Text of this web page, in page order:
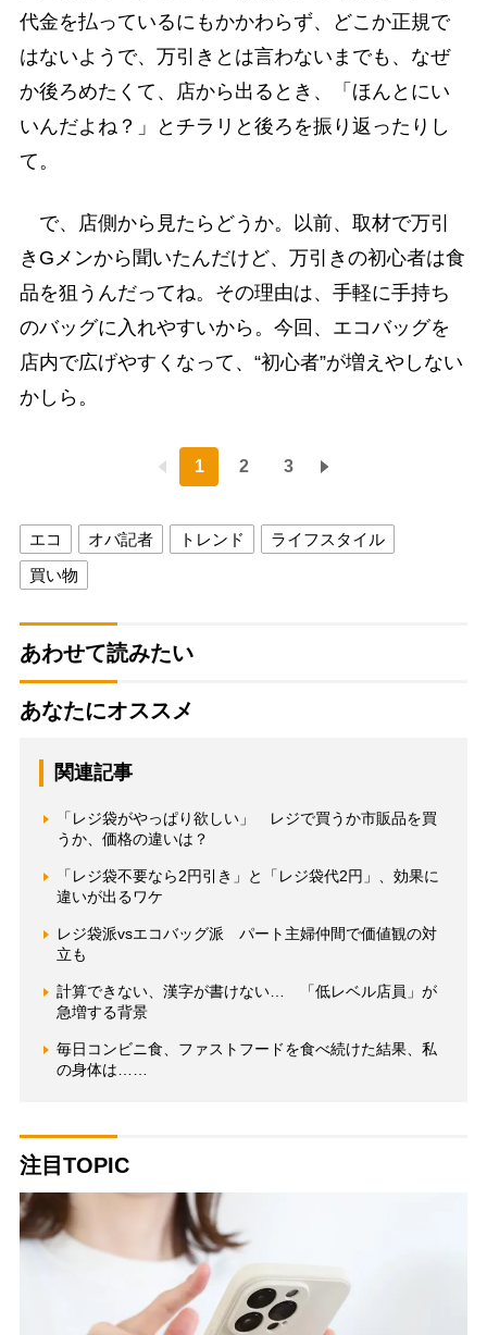
代金を払っているにもかかわらず、どこか正規で
はないようで、万引きとは言わないまでも、なぜ
か後ろめたくて、店から出るとき、「ほんとにい
いんだよね？」とチラリと後ろを振り返ったりし
て。
で、店側から見たらどうか。以前、取材で万引
きGメンから聞いたんだけど、万引きの初心者は食
品を狙うんだってね。その理由は、手軽に手持ち
のバッグに入れやすいから。今回、エコバッグを
店内で広げやすくなって、“初心者”が増えやしない
かしら。
1 2 3
エコ オバ記者 トレンド
ライフスタイル
買い物
あわせて読みたい
あなたにオススメ
関連記事
「レジ袋がやっぱり欲しい」 レジで買うか市販品を買
うか、価格の違いは？
「レジ袋不要なら2円引き」と「レジ袋代2円」、効果に
違いが出るワケ
レジ袋派vsエコバッグ派 パート主婦仲間で価値観の対
立も
計算できない、漢字が書けない… 「低レベル店員」が
急増する背景
毎日コンビニ食、ファストフードを食べ続けた結果、私
の身体は……
注目TOPIC